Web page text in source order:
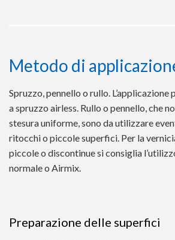
Metodo di
Spruzzo, pennello o rullo. L’applicazione
a spruzzo airless. Rullo o pennello, che
stesura uniforme, sono da utilizzare
ritocchi o piccole superfici. Per la
piccole o discontinue si consiglia
normale o Airmix.
Preparazione delle superfici